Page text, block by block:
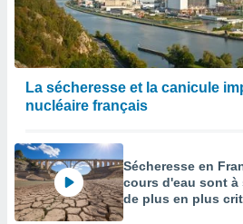
La sécheresse et la canicule
nucléaire français
Sécheresse en
cours d'eau sont
de plus en plus